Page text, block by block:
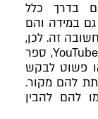
בדרך כלל
במידה והם
זה. לכן,
ניתן להפנות אותם למקור מידע (סרטון YouTube, ספר
פשוט לבקש
להם מקור.
להם להבין